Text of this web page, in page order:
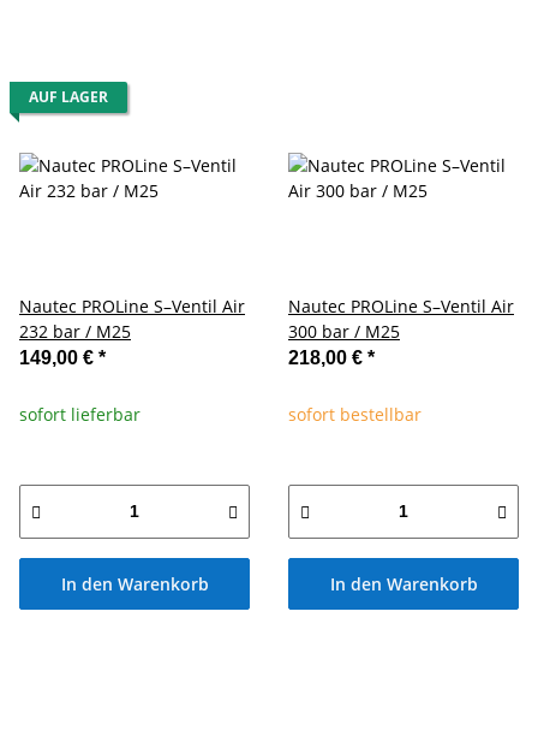
AUF LAGER
Nautec PROLine S–Ventil Air
232 bar / M25
149,00 € *
sofort lieferbar
In den Warenkorb
Nautec PROLine S–Ventil Air
300 bar / M25
218,00 € *
sofort bestellbar
In den Warenkorb